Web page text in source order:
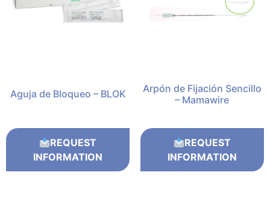
Aguja de Bloqueo – BLOK
REQUEST
INFORMATION
Arpón de Fijación Sencillo
– Mamawire
REQUEST
INFORMATION